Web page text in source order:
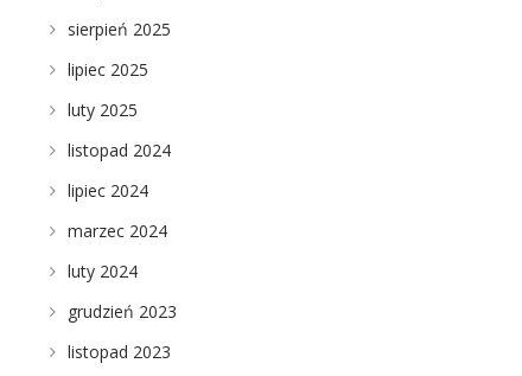
sierpień 2025
lipiec 2025
luty 2025
listopad 2024
lipiec 2024
marzec 2024
luty 2024
grudzień 2023
listopad 2023